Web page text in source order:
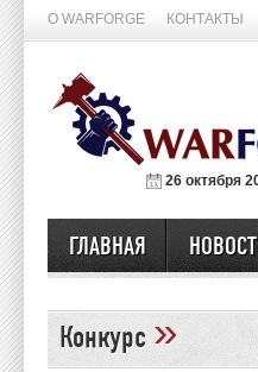
О WARFORGE КОНТАКТЫ
26 октября
ГЛАВНАЯ
Конкурс »